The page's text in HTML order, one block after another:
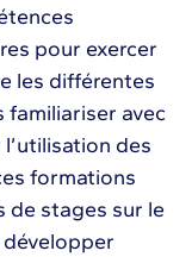
pour exercer
les différentes
avec
des
formations
stages sur le